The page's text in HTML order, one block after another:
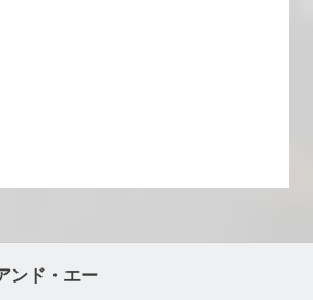
ンド・エー